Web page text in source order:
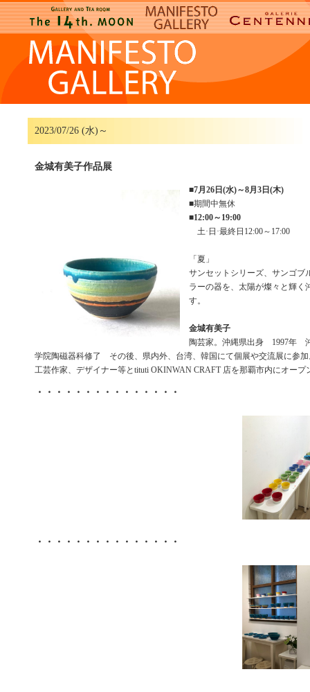
2023/07/26 (水)～
金城有美子作品展
■7月26日(水)～8月3日(木)
■期間中無休
■12:00～19:00
土·日·最終日12:00～17:00
「夏」
サンセットシリーズ、サンゴブ
ラーの器を、太陽が燦々と輝く
す。
金城有美子
陶芸家。沖縄県出身 1997年
学院陶磁器科修了 その後、県内外、台湾、韓国にて個展や交流展に参加
工芸作家、デザイナー等とtituti OKINWAN CRAFT 店を那覇市内にオープ
・・・・・・・・・・・・・・・
・・・・・・・・・・・・・・・